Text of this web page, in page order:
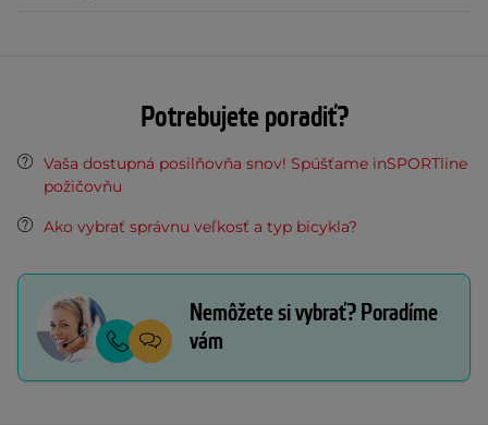
Potrebujete poradiť?
Vaša dostupná posilňovňa snov! Spúšťame inSPORTline
požičovňu
Ako vybrať správnu veľkosť a typ bicykla?
Nemôžete si vybrať? Poradíme
vám